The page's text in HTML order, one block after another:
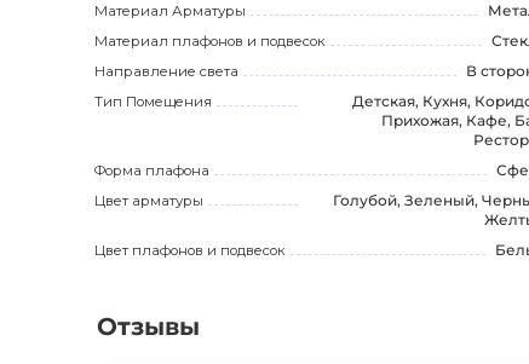
Материал Арматуры
Материал плафонов и подвесок
Направление света
В
Тип Помещения
Детская, Кухня,
Прихожая, Кафе,
Форма плафона
Цвет арматуры
Голубой, Зеленый,
Цвет плафонов и подвесок
Отзывы